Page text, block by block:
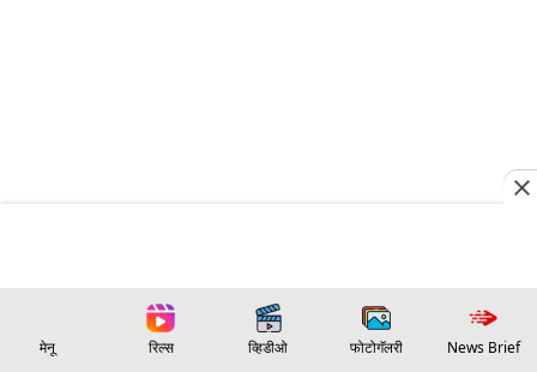
मेनू रिल्स व्हिडीओ फोटोगॅलरी News Brief